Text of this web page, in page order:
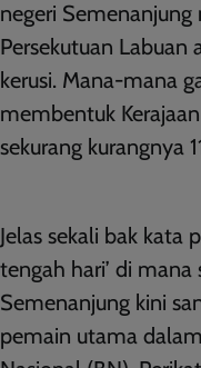
negeri
Persekutuan Labuan
kerusi. Mana-mana
membentuk
sekurang kurangnya
Jelas sekali bak kata
tengah hari’ di
Semenanjung kini
pemain utama